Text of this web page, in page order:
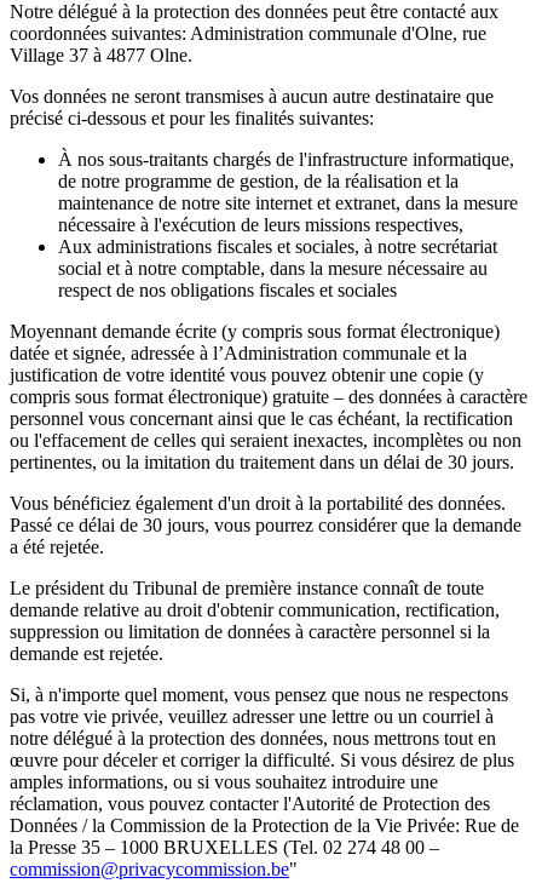
Notre délégué à la protection des données peut être contacté aux
coordonnées suivantes: Administration communale d'Olne, rue
Village 37 à 4877 Olne.
Vos données ne seront transmises à aucun autre destinataire que
précisé ci-dessous et pour les finalités suivantes:
À nos sous-traitants chargés de l'infrastructure informatique,
de notre programme de gestion, de la réalisation et la
maintenance de notre site internet et extranet, dans la mesure
nécessaire à l'exécution de leurs missions respectives,
Aux administrations fiscales et sociales, à notre secrétariat
social et à notre comptable, dans la mesure nécessaire au
respect de nos obligations fiscales et sociales
Moyennant demande écrite (y compris sous format électronique)
datée et signée, adressée à l’Administration communale et la
justification de votre identité vous pouvez obtenir une copie (y
compris sous format électronique) gratuite – des données à caractère
personnel vous concernant ainsi que le cas échéant, la rectification
ou l'effacement de celles qui seraient inexactes, incomplètes ou non
pertinentes, ou la imitation du traitement dans un délai de 30 jours.
Vous bénéficiez également d'un droit à la portabilité des données.
Passé ce délai de 30 jours, vous pourrez considérer que la demande
a été rejetée.
Le président du Tribunal de première instance connaît de toute
demande relative au droit d'obtenir communication, rectification,
suppression ou limitation de données à caractère personnel si la
demande est rejetée.
Si, à n'importe quel moment, vous pensez que nous ne respectons
pas votre vie privée, veuillez adresser une lettre ou un courriel à
notre délégué à la protection des données, nous mettrons tout en
œuvre pour déceler et corriger la difficulté. Si vous désirez de plus
amples informations, ou si vous souhaitez introduire une
réclamation, vous pouvez contacter l'Autorité de Protection des
Données / la Commission de la Protection de la Vie Privée: Rue de
la Presse 35 – 1000 BRUXELLES (Tel. 02 274 48 00 –
commission@privacycommission.be"